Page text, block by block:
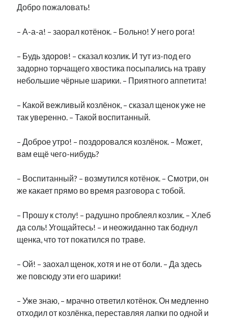
Добро пожаловать!
– А-а-а! – заорал котёнок. – Больно! У него рога!
– Будь здоров! – сказал козлик. И тут из-под его
задорно торчащего хвостика посыпались на траву
небольшие чёрные шарики. – Приятного аппетита!
– Какой вежливый козлёнок, – сказал щенок уже не
так уверенно. – Такой воспитанный.
– Доброе утро! – поздоровался козлёнок. – Может,
вам ещё чего-нибудь?
– Воспитанный? – возмутился котёнок. – Смотри, он
же какает прямо во время разговора с тобой.
– Прошу к столу! – радушно проблеял козлик. – Хлеб
да соль! Угощайтесь! – и неожиданно так боднул
щенка, что тот покатился по траве.
– Ой! – заохал щенок, хотя и не от боли. – Да здесь
же повсюду эти его шарики!
– Уже знаю, – мрачно ответил котёнок. Он медленно
отходил от козлёнка, переставляя лапки по одной и